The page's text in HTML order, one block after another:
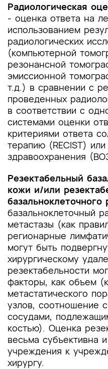
Радиологическая
- оценка ответа на
использованием
радиологических
(компьютерной
резонансной
эмиссионной
т.д.) в сравнении с
проведенных
в соответствии с
системами оценки
критериями ответа
терапию (RECIST)
здравоохранения
Резектабельный
кожи и/или
базальноклеточного
базальноклеточный
метастазы (как
регионарные
могут быть
хирургическому
резектабельности
факторы, как объем
метастатического
узлов, соотношение
сосудами,
костью). Оценка
весьма субъективна
учреждения к
хирургу.